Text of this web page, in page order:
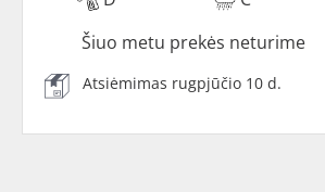
Šiuo metu prekės neturime
Atsiėmimas rugpjūčio 10 d.